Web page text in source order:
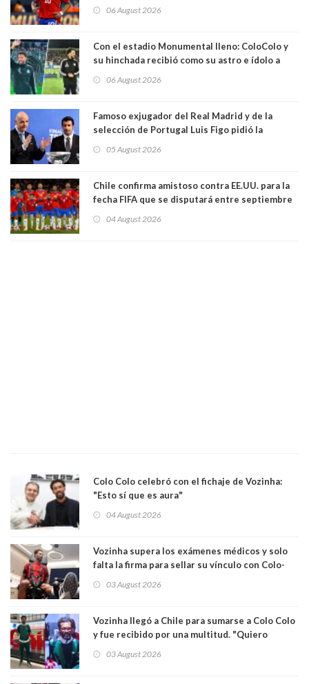
06 August 2026
Con el estadio Monumental lleno: ColoColo y
su hinchada recibió como su astro e ídolo a
06 August 2026
Famoso exjugador del Real Madrid y de la
selección de Portugal Luis Figo pidió la
comportamiento más bajo y cobarde que he
05 August 2026
Chile confirma amistoso contra EE.UU. para la
fecha FIFA que se disputará entre septiembre
04 August 2026
Colo Colo celebró con el fichaje de Vozinha:
"Esto sí que es aura"
04 August 2026
Vozinha supera los exámenes médicos y solo
falta la firma para sellar su vínculo con Colo-
03 August 2026
Vozinha llegó a Chile para sumarse a Colo Colo
y fue recibido por una multitud. "Quiero
hinchas"
03 August 2026